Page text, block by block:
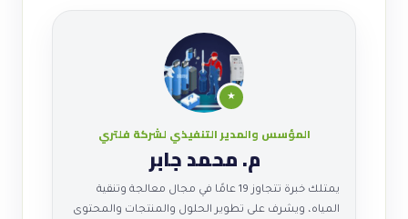
★
المؤسس والمدير التنفيذي لشركة فلتري
م. محمد جابر
يمتلك خبرة تتجاوز 19 عامًا في مجال معالجة وتنقية
المياه، ويشرف على تطوير الحلول والمنتجات والمحتوى